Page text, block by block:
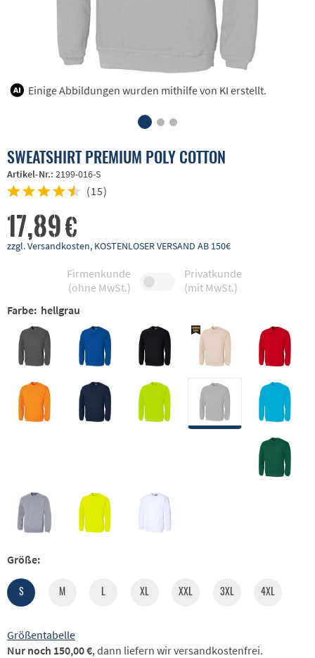
Einige Abbildungen wurden mithilfe von KI erstellt.
SWEATSHIRT PREMIUM POLY COTTON
Artikel-Nr.: 2199-016-S
(15)
17,89 €
zzgl. Versandkosten, KOSTENLOSER VERSAND AB 150€
Firmenkunde
(ohne MwSt.)
Privatkunde
(mit MwSt.)
Farbe: hellgrau
Größe:
S M L XL XXL 3XL 4XL
Größentabelle
Nur noch 150,00 €, dann liefern wir versandkostenfrei.